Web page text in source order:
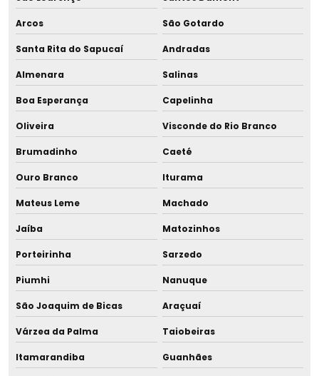
Fabricante de tira leite doméstico
Fabricante de tira leite domiciliar
Fabricante de tira leite duplo
Fabricante de tira leite duplo para hospital
Fabricante de tira leite evolute
Fabricante de tira leite materno hospitalar
Fabricante de tira leite à vácuo
Fabricantes de pasteurizadores
Fornecedor de banho maria para blh
Fornecedor de banho maria para descongelamento de
leite
Fornecedor de banho maria para descongelamento para
maternidade
Arcos São Gotardo
Santa Rita do Sapucaí Andradas
Almenara Salinas
Boa Esperança Capelinha
Oliveira Visconde do Rio Branco
Brumadinho Caeté
Ouro Branco Iturama
Mateus Leme Machado
Jaíba Matozinhos
Porteirinha Sarzedo
Piumhi Nanuque
São Joaquim de Bicas Araçuaí
Várzea da Palma Taiobeiras
Itamarandiba Guanhães